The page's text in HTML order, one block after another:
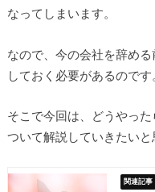
なってしまいます。
なので、今の会社を辞め
しておく必要があるのです
そこで今回は、どうやっ
ついて解説していきたいと